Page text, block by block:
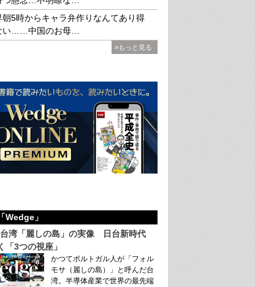
朝5時からキャラ弁作りなんてあり得
い……中国のお母…
»もっと見る
Wedge」
湾「麗しの島」の実像 日台新時代
「3つの視座」
かつてポルトガル人が「フォル
モサ（麗しの島）」と呼んだ台
湾。半導体産業で世界の最先端